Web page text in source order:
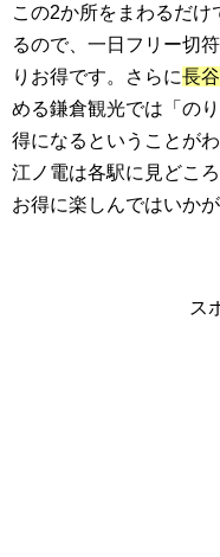
この2か所をまわるだ
るので、一日フリー切
りお得です。さらに長
める鎌倉観光では「の
得になるということがわ
江ノ電は各駅に見どこ
お得に楽しんではいかが
ス